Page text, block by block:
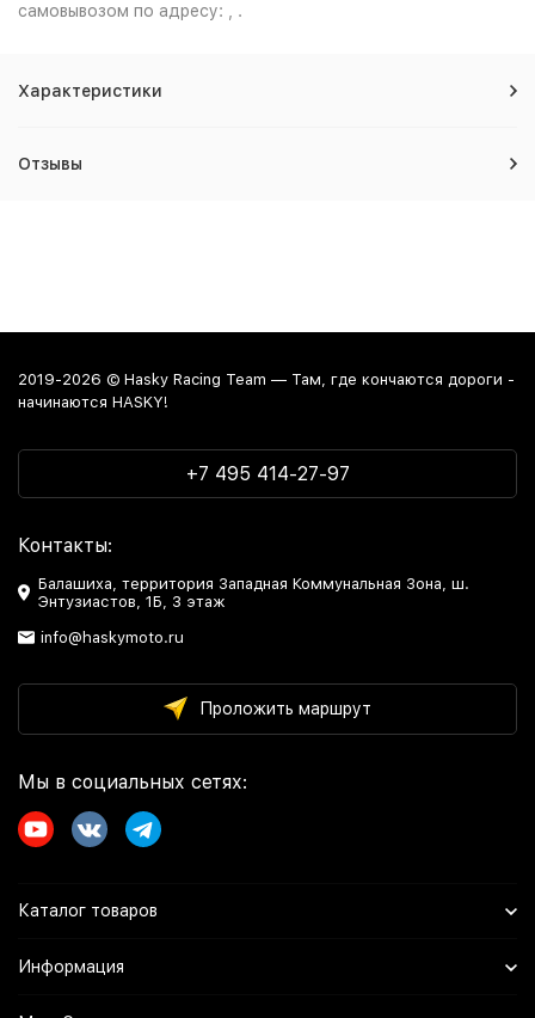
самовывозом по адресу: , .
Характеристики
Отзывы
2019-2026 © Hasky Racing Team — Там, где кончаются дороги -
начинаются HASKY!
+7 495 414-27-97
Контакты:
Балашиха, территория Западная Коммунальная Зона, ш.
Энтузиастов, 1Б, 3 этаж
info@haskymoto.ru
Проложить маршрут
Мы в социальных сетях:
Каталог товаров
Информация